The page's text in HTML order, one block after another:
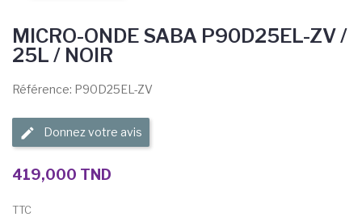
MICRO-ONDE SABA P90D25EL-ZV /
25L / NOIR
Référence: P90D25EL-ZV
Donnez votre avis
419,000 TND
TTC